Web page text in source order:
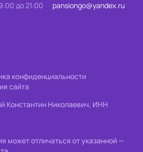
до 21:00 pansiongo@yandex.ru
конфиденциальности
сайта
Константин Николаевич, ИНН
может отличаться от указанной —